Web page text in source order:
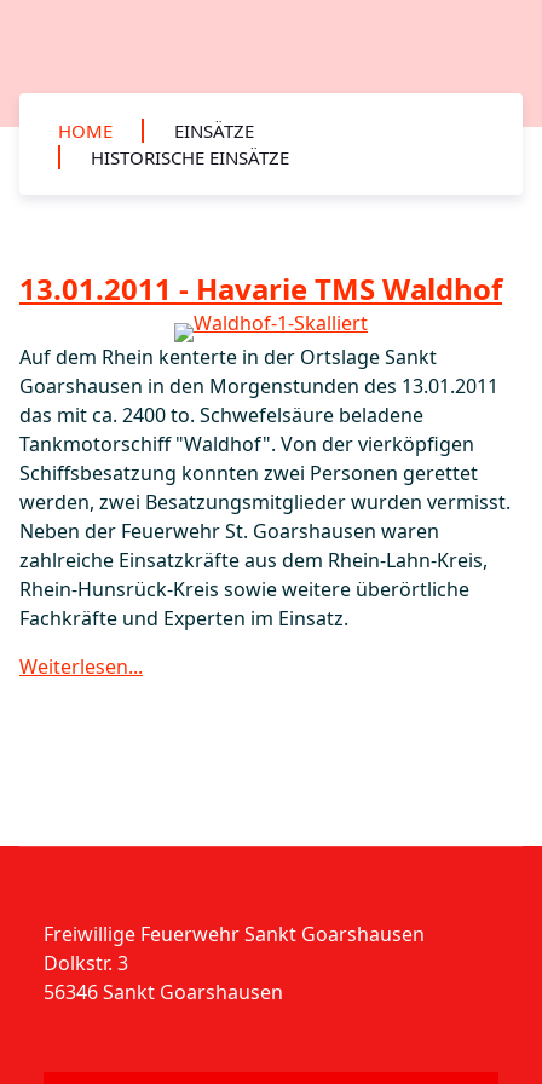
HOME
EINSÄTZE
HISTORISCHE EINSÄTZE
13.01.2011 - Havarie TMS Waldhof
Auf dem Rhein kenterte in der Ortslage Sankt
Goarshausen in den Morgenstunden des 13.01.2011
das mit ca. 2400 to. Schwefelsäure beladene
Tankmotorschiff "Waldhof". Von der vierköpfigen
Schiffsbesatzung konnten zwei Personen gerettet
werden, zwei Besatzungsmitglieder wurden vermisst.
Neben der Feuerwehr St. Goarshausen waren
zahlreiche Einsatzkräfte aus dem Rhein-Lahn-Kreis,
Rhein-Hunsrück-Kreis sowie weitere überörtliche
Fachkräfte und Experten im Einsatz.
Weiterlesen...
Freiwillige Feuerwehr Sankt Goarshausen
Dolkstr. 3
56346 Sankt Goarshausen